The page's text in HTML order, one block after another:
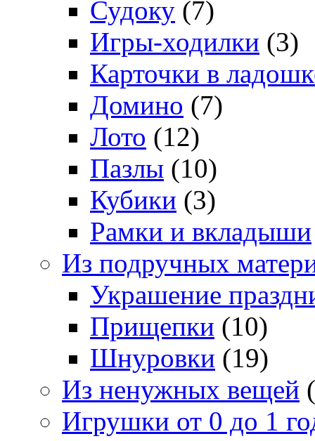
Судоку (7)
Игры-ходилки (3)
Карточки в
Домино (7)
Лото (12)
Пазлы (10)
Кубики (3)
Рамки и вкладыши
Из подручных
Украшение
Прищепки (10)
Шнуровки (19)
Из ненужных вещей
Игрушки от 0 до 1